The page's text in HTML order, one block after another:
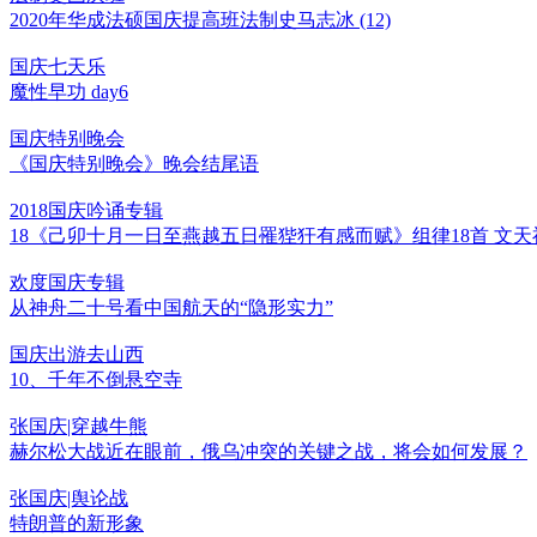
2020年华成法硕国庆提高班法制史马志冰 (12)
国庆七天乐
魔性早功 day6
国庆特别晚会
《国庆特别晚会》晚会结尾语
2018国庆吟诵专辑
18《己卯十月一日至燕越五日罹狴犴有感而赋》组律18首 文
欢度国庆专辑
从神舟二十号看中国航天的“隐形实力”
国庆出游去山西
10、千年不倒悬空寺
张国庆|穿越牛熊
赫尔松大战近在眼前，俄乌冲突的关键之战，将会如何发展？
张国庆|舆论战
特朗普的新形象